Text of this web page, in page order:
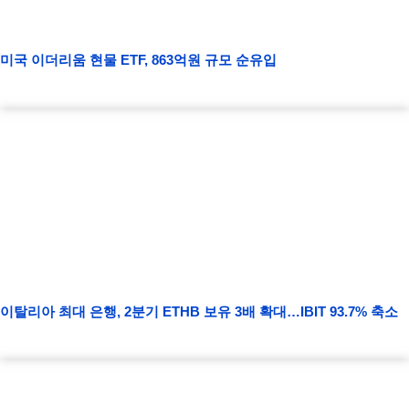
미국 이더리움 현물 ETF, 863억원 규모 순유입
이탈리아 최대 은행, 2분기 ETHB 보유 3배 확대…IBIT 93.7% 축소